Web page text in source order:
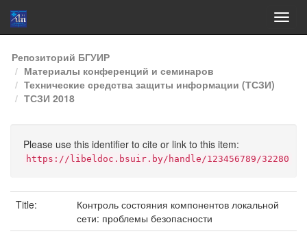
Skip
navigation
Репозиторий БГУИР
Материалы конференций и семинаров
Технические средства защиты информации (ТСЗИ)
ТСЗИ 2018
Please use this identifier to cite or link to this item:
https://libeldoc.bsuir.by/handle/123456789/32280
Title:
Контроль состояния компонентов локальной
сети: проблемы безопасности